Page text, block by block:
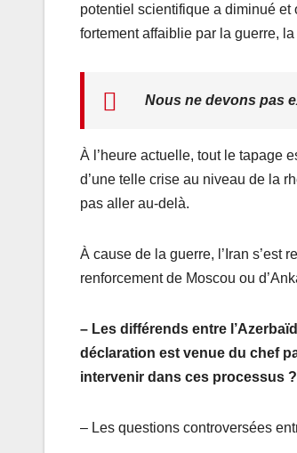
potentiel scientifique a diminué et
fortement affaiblie par la guerre,
Nous ne devons pas
À l’heure actuelle, tout le tapage
d’une telle crise au niveau de la
pas aller au-delà.
À cause de la guerre, l’Iran s’est
renforcement de Moscou ou
– Les différends entre
déclaration est venue du chef
intervenir dans ces processus ?
– Les questions controversées